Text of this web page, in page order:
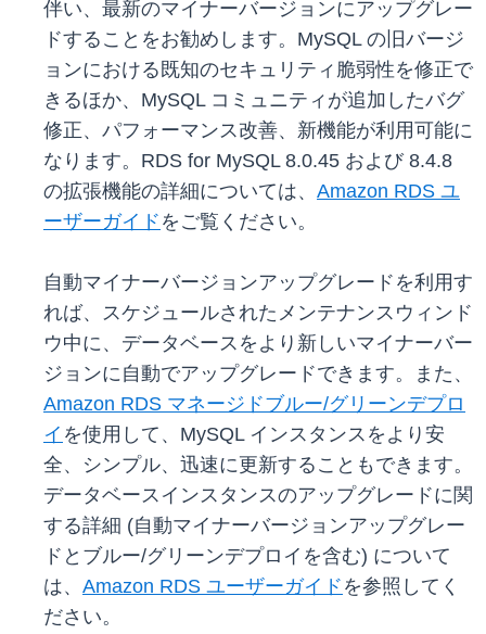
伴い、最新のマイナーバージョンにアップグレー
ドすることをお勧めします。MySQL の旧バージ
ョンにおける既知のセキュリティ脆弱性を修正で
きるほか、MySQL コミュニティが追加したバグ
修正、パフォーマンス改善、新機能が利用可能に
なります。RDS for MySQL 8.0.45 および 8.4.8
の拡張機能の詳細については、 Amazon RDS ユ
ーザーガイド をご覧ください。
自動マイナーバージョンアップグレードを利用す
れば、スケジュールされたメンテナンスウィンド
ウ中に、データベースをより新しいマイナーバー
ジョンに自動でアップグレードできます。また、
Amazon RDS マネージドブルー/グリーンデプロ
イ を使用して、MySQL インスタンスをより安
全、シンプル、迅速に更新することもできます。
データベースインスタンスのアップグレードに関
する詳細 (自動マイナーバージョンアップグレー
ドとブルー/グリーンデプロイを含む) について
は、 Amazon RDS ユーザーガイド を参照してく
ださい。